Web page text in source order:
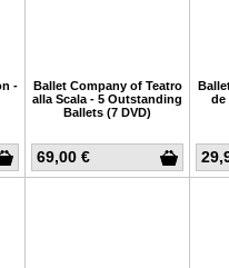
-
69,00 €
Ballet Company of Teatro
alla Scala - 5 Outstanding
Ballets (7 DVD)
de